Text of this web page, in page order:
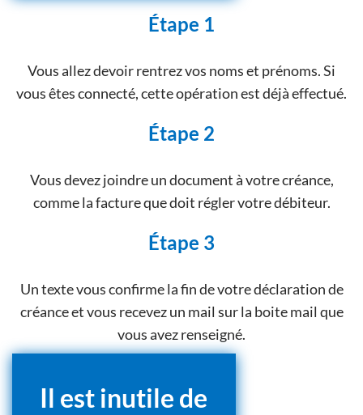
Étape 1
Vous allez devoir rentrez vos noms et prénoms. Si
vous êtes connecté, cette opération est déjà effectué.
Étape 2
Vous devez joindre un document à votre créance,
comme la facture que doit régler votre débiteur.
Étape 3
Un texte vous confirme la fin de votre déclaration de
créance et vous recevez un mail sur la boite mail que
vous avez renseigné.
Il est inutile de